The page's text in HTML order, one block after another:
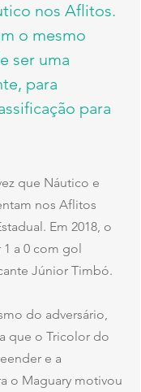
nos Aflitos.
o mesmo
ser uma
para
para
que Náutico e
nos Aflitos
Em 2018, o
a 0 com gol
Júnior Timbó.
do adversário,
que o Tricolor do
e a
o Maguary motivou